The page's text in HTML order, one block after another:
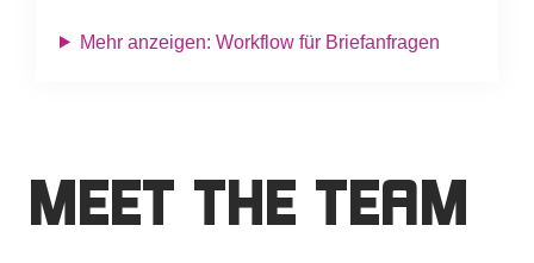
Mehr anzeigen: Workflow für Briefanfragen
MEET THE TEAM